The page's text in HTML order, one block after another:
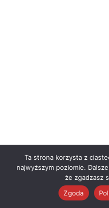
Ta strona korzysta z
najwyższym poziomie.
że zgadzasz
Zgoda